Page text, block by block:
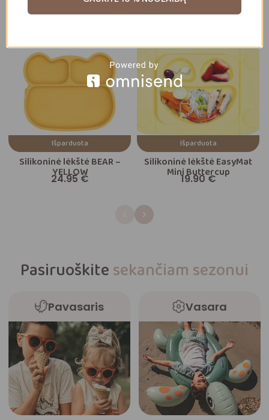
Išparduota
Silikoninė lėkštė BEAR –
YELLOW
24.95€
Išparduota
Silikoninė lėkštė EasyMat
Mini Buttercup
19.90€
Pasiruoškitesekančiam sezonui
Pavasaris Vasara